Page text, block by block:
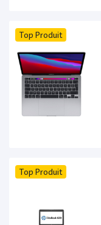
Top Produit
Top Produit